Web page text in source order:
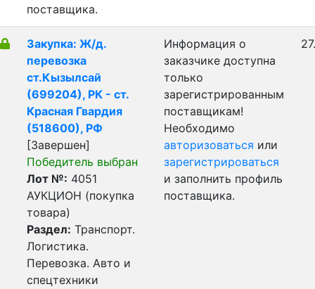
поставщика.
Закупка: Ж/д.
перевозка
ст.Кызылсай
(699204), РК - ст.
Красная Гвардия
(518600), РФ
[Завершен]
Победитель выбран
Лот №: 4051
АУКЦИОН (покупка
товара)
Раздел: Транспорт.
Логистика.
Перевозка. Авто и
спецтехники
Информация о
заказчике доступна
только
зарегистрированным
поставщикам!
Необходимо
авторизоваться или
зарегистрироваться
и заполнить профиль
поставщика.